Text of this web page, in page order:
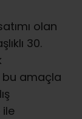
olan
30.
bu amaçla
ile